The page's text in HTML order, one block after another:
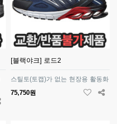
[블랙야크] 로드2
스틸토(토캡)가 없는 현장용 활동화
75,750원